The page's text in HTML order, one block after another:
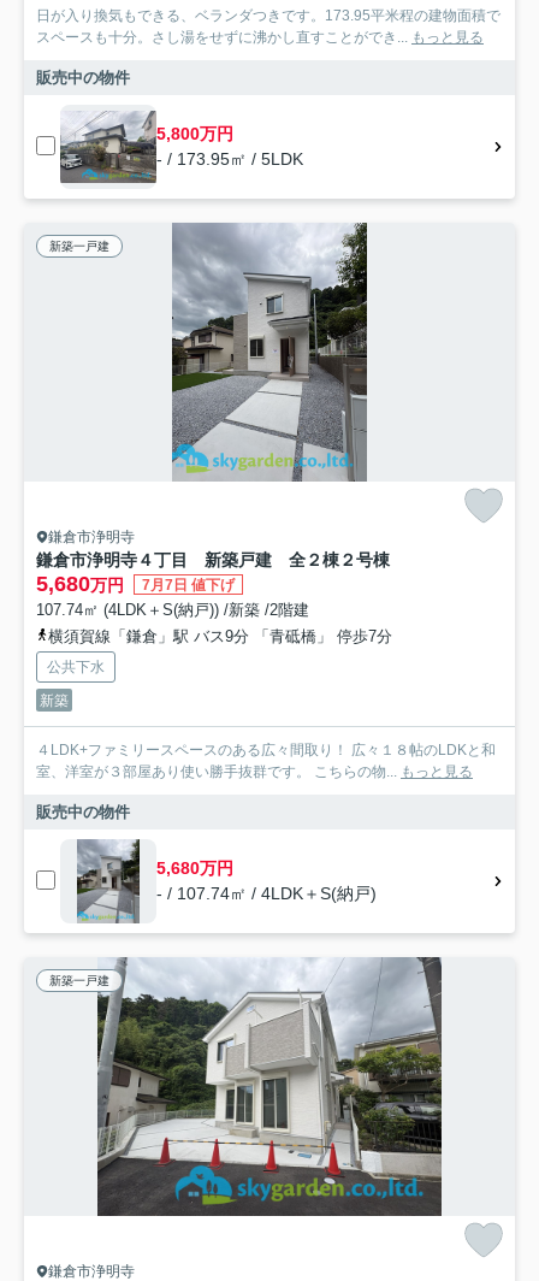
日が入り換気もできる、ベランダつきです。173.95平米程の建物面積で
スペースも十分。さし湯をせずに沸かし直すことができ... もっと見る
販売中の物件
5,800万円
- / 173.95㎡ / 5LDK
新築一戸建
鎌倉市浄明寺
鎌倉市浄明寺４丁目 新築戸建 全２棟２号棟
5,680万円 7月7日 値下げ
107.74㎡ (4LDK＋S(納戸)) /新築 /2階建
横須賀線「鎌倉」駅 バス9分 「青砥橋」 停歩7分
公共下水
新築
４LDK+ファミリースペースのある広々間取り！ 広々１８帖のLDKと和
室、洋室が３部屋あり使い勝手抜群です。 こちらの物... もっと見る
販売中の物件
5,680万円
- / 107.74㎡ / 4LDK＋S(納戸)
新築一戸建
鎌倉市浄明寺